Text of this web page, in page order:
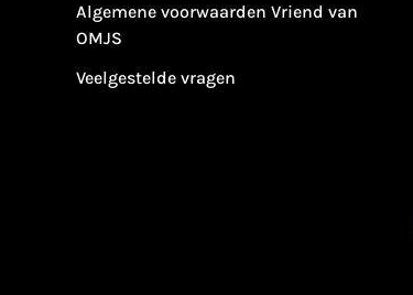
Algemene voorwaarden Vriend van
OMJS
Veelgestelde vragen